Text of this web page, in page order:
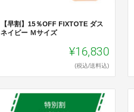
【早割】15％OFF FIXTOTE ダス
ネイビー Ｍサイズ
¥16,830
(税込/送料込)